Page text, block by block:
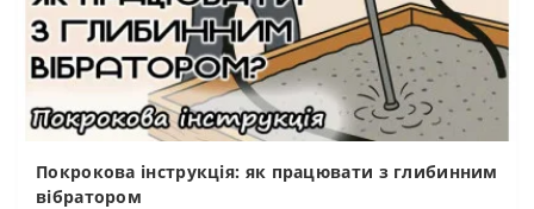
Покрокова інструкція: як працювати з глибинним
вібратором